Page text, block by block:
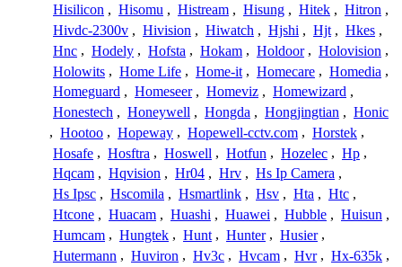
Hisilicon , Hisomu , Histream , Hisung , Hitek , Hitron ,
Hivdc-2300v , Hivision , Hiwatch , Hjshi , Hjt , Hkes ,
Hnc , Hodely , Hofsta , Hokam , Holdoor , Holovision ,
Holowits , Home Life , Home-it , Homecare , Homedia ,
Homeguard , Homeseer , Homeviz , Homewizard ,
Honestech , Honeywell , Hongda , Hongjingtian , Honic
, Hootoo , Hopeway , Hopewell-cctv.com , Horstek ,
Hosafe , Hosftra , Hoswell , Hotfun , Hozelec , Hp ,
Hqcam , Hqvision , Hr04 , Hrv , Hs Ip Camera ,
Hs Ipsc , Hscomila , Hsmartlink , Hsv , Hta , Htc ,
Htcone , Huacam , Huashi , Huawei , Hubble , Huisun ,
Humcam , Hungtek , Hunt , Hunter , Husier ,
Hutermann , Huviron , Hv3c , Hvcam , Hvr , Hx-635k ,